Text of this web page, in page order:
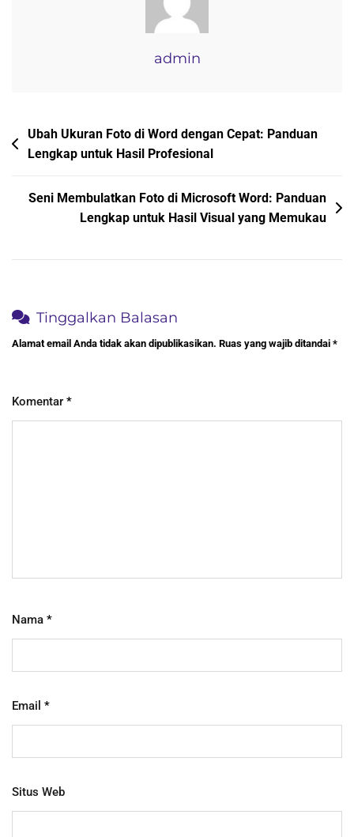
3×4
admin
Navigasi
pos
Ubah Ukuran Foto di Word dengan Cepat: Panduan
Lengkap untuk Hasil Profesional
Seni Membulatkan Foto di Microsoft Word: Panduan
Lengkap untuk Hasil Visual yang Memukau
Tinggalkan Balasan
Alamat email Anda tidak akan dipublikasikan. Ruas yang wajib ditandai *
Komentar *
Nama *
Email *
Situs Web